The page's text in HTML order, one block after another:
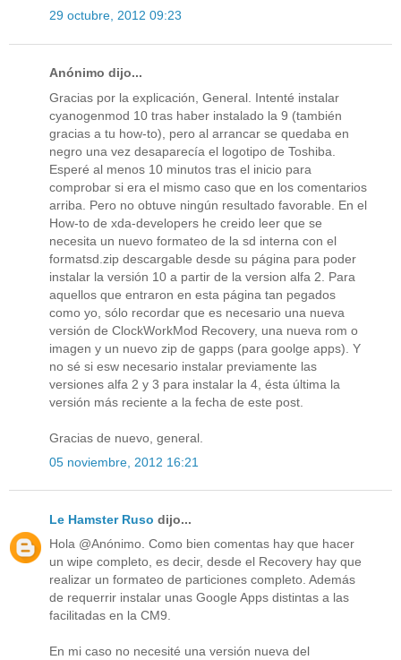
29 octubre, 2012 09:23
Anónimo dijo...
Gracias por la explicación, General. Intenté instalar
cyanogenmod 10 tras haber instalado la 9 (también
gracias a tu how-to), pero al arrancar se quedaba en
negro una vez desaparecía el logotipo de Toshiba.
Esperé al menos 10 minutos tras el inicio para
comprobar si era el mismo caso que en los comentarios
arriba. Pero no obtuve ningún resultado favorable. En el
How-to de xda-developers he creido leer que se
necesita un nuevo formateo de la sd interna con el
formatsd.zip descargable desde su página para poder
instalar la versión 10 a partir de la version alfa 2. Para
aquellos que entraron en esta página tan pegados
como yo, sólo recordar que es necesario una nueva
versión de ClockWorkMod Recovery, una nueva rom o
imagen y un nuevo zip de gapps (para goolge apps). Y
no sé si esw necesario instalar previamente las
versiones alfa 2 y 3 para instalar la 4, ésta última la
versión más reciente a la fecha de este post.
Gracias de nuevo, general.
05 noviembre, 2012 16:21
Le Hamster Ruso dijo...
Hola @Anónimo. Como bien comentas hay que hacer
un wipe completo, es decir, desde el Recovery hay que
realizar un formateo de particiones completo. Además
de requerrir instalar unas Google Apps distintas a las
facilitadas en la CM9.
En mi caso no necesité una versión nueva del